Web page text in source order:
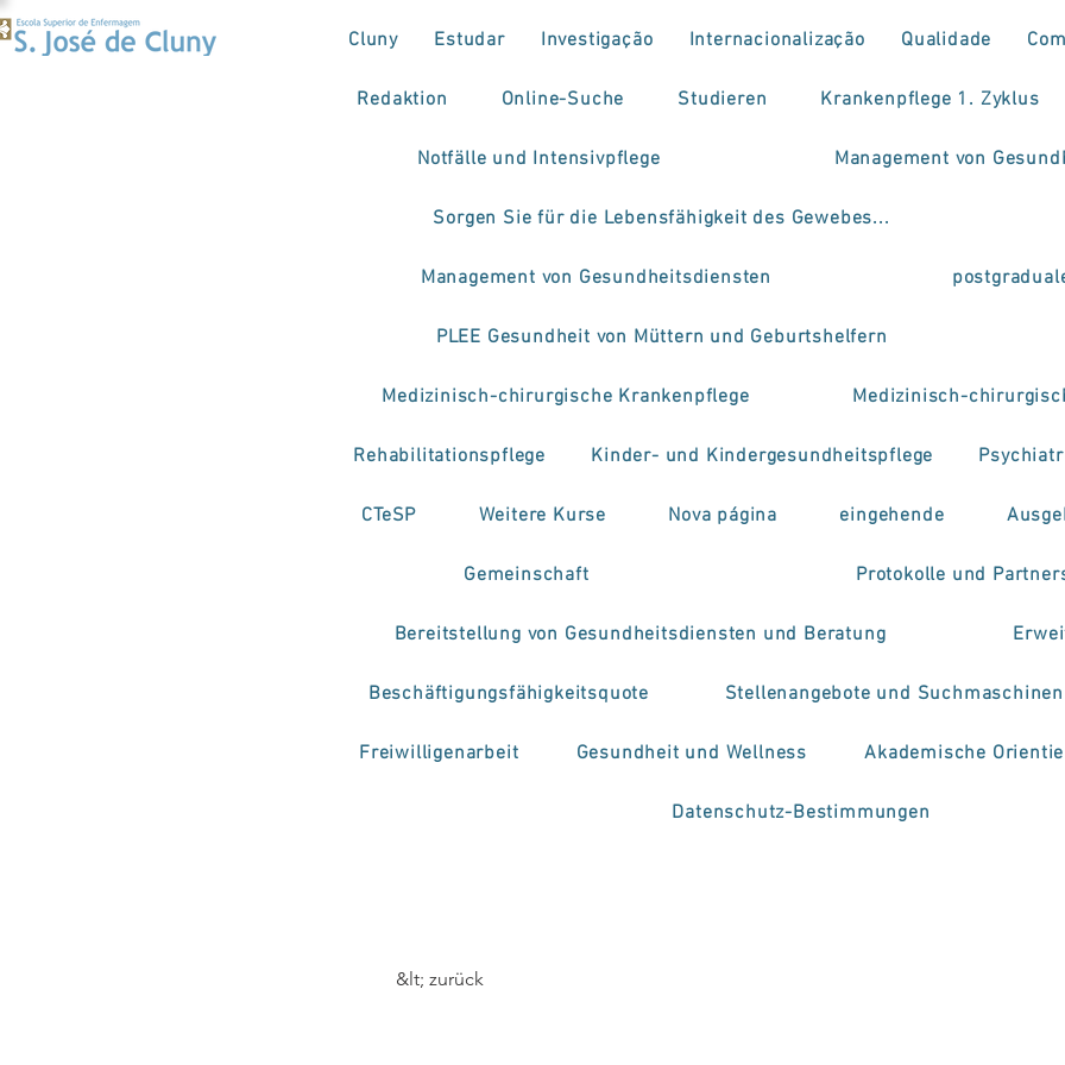
Cluny Estudar Investigação Internacionalização Qualidade
Redaktion Online-Suche Studieren Krankenpflege 1. Zyklus
Notfälle und Intensivpflege Management von
Sorgen Sie für die Lebensfähigkeit des Gewebes...
Management von Gesundheitsdiensten
PLEE Gesundheit von Müttern und Geburtshelfern
Medizinisch-chirurgische Krankenpflege Medizinisch-
Rehabilitationspflege Kinder- und Kindergesundheitspflege
CTeSP Weitere Kurse Nova página eingehende
Gemeinschaft Protokolle und
Bereitstellung von Gesundheitsdiensten und Beratung
Beschäftigungsfähigkeitsquote Stellenangebote und Suchmaschinen
Freiwilligenarbeit Gesundheit und Wellness Akademische
Datenschutz-Bestimmungen
&lt; zurück